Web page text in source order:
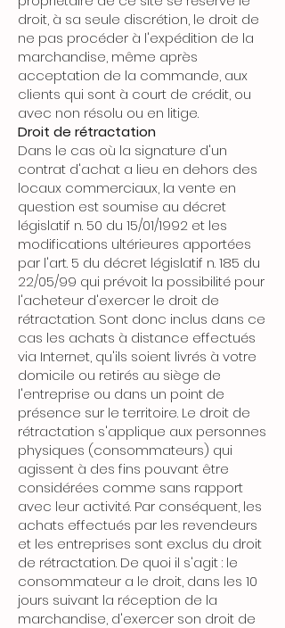
droit, à sa seule discrétion, le droit de
ne pas procéder à l'expédition de la
marchandise, même après
acceptation de la commande, aux
clients qui sont à court de crédit, ou
avec non résolu ou en litige.
Droit de rétractation
Dans le cas où la signature d'un
contrat d'achat a lieu en dehors des
locaux commerciaux, la vente en
question est soumise au décret
législatif n. 50 du 15/01/1992 et les
modifications ultérieures apportées
par l'art. 5 du décret législatif n. 185 du
22/05/99 qui prévoit la possibilité pour
l'acheteur d'exercer le droit de
rétractation. Sont donc inclus dans ce
cas les achats à distance effectués
via Internet, qu'ils soient livrés à votre
domicile ou retirés au siège de
l'entreprise ou dans un point de
présence sur le territoire. Le droit de
rétractation s'applique aux personnes
physiques (consommateurs) qui
agissent à des fins pouvant être
considérées comme sans rapport
avec leur activité. Par conséquent, les
achats effectués par les revendeurs
et les entreprises sont exclus du droit
de rétractation. De quoi il s'agit : le
consommateur a le droit, dans les 10
jours suivant la réception de la
marchandise, d'exercer son droit de